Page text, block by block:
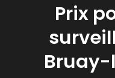
Prix